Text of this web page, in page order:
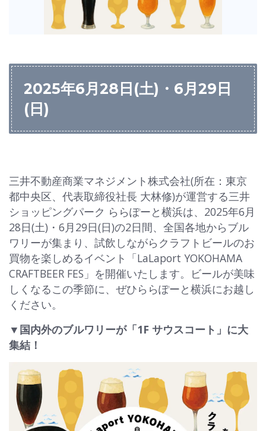
2025年6月28日(土)・6月29日
(日)
三井不動産商業マネジメント株式会社(所在：東京
都中央区、代表取締役社長 大林修)が運営する三井
ショッピングパーク ららぽーと横浜は、2025年6月
28日(土)・6月29日(日)の2日間、全国各地からブル
ワリーが集まり、試飲しながらクラフトビールのお
買物を楽しめるイベント「LaLaport YOKOHAMA
CRAFTBEER FES」を開催いたします。ビールが美味
しくなるこの季節に、ぜひららぽーと横浜にお越し
ください。
▼国内外のブルワリーが「1F サウスコート」に大
集結！